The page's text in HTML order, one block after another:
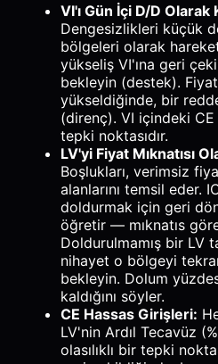
VI'ı Gün İçi D/D Olarak
Dengesizlikleri küçük
bölgeleri olarak
yükseliş VI'ına geri
bekleyin (destek).
yükseldiğinde, bir
(direnç). VI içindeki
tepki noktasıdır.
LV'yi Fiyat Mıknatısı
Boşlukları, verimsiz
alanlarını temsil eder.
doldurmak için geri
öğretir — mıknatıs
Doldurulmamış bir LV
nihayet o bölgeyi
bekleyin. Dolum
kaldığını söyler.
CE Hassas Girişleri:
LV'nin Ardıl Tecavüz
olasılıklı bir tepki